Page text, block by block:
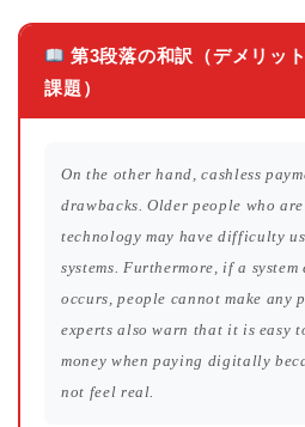
第3段落の和訳（デメリッ
課題）
On the other hand, cashless
drawbacks. Older people who
technology may have difficulty
systems. Furthermore, if a
occurs, people cannot make any
experts also warn that it is easy
money when paying digitally
not feel real.